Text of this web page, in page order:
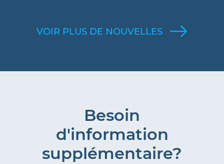
VOIR PLUS DE NOUVELLES
Besoin
d'information
supplémentaire?